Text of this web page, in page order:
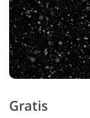
Gratis